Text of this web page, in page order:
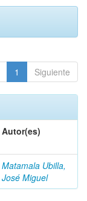
1 Siguiente
Autor(es)
Matamala Ubilla,
José Miguel